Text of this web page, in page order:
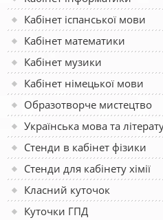
Кабінет іспанської мови
Кабінет математики
Кабінет музики
Кабінет німецької мови
Образотворче мистецтво
Українська мова та
Стенди в кабінет фізики
Стенди для кабінету хімії
Класний куточок
Куточки ГПД